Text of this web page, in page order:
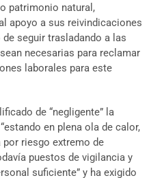
patrimonio natural,
apoyo a sus reivindicaciones
seguir trasladando a las
necesarias para reclamar
laborales para este
de “negligente” la
en plena ola de calor,
riesgo extremo de
puestos de vigilancia y
suficiente” y ha exigido